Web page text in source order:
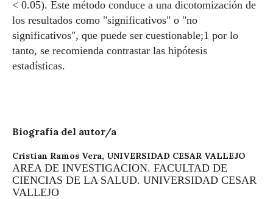
< 0.05). Este método conduce a una dicotomización de
los resultados como "significativos" o "no
significativos", que puede ser cuestionable;1 por lo
tanto, se recomienda contrastar las hipótesis
estadísticas.
Biografía del autor/a
Cristian Ramos Vera, UNIVERSIDAD CESAR VALLEJO
AREA DE INVESTIGACION. FACULTAD DE
CIENCIAS DE LA SALUD. UNIVERSIDAD CESAR
VALLEJO